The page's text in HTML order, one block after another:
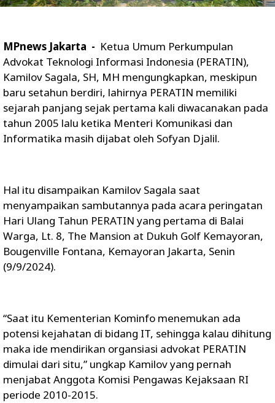
MPnews Jakarta - Ketua Umum Perkumpulan
Advokat Teknologi Informasi Indonesia (PERATIN),
Kamilov Sagala, SH, MH mengungkapkan, meskipun
baru setahun berdiri, lahirnya PERATIN memiliki
sejarah panjang sejak pertama kali diwacanakan pada
tahun 2005 lalu ketika Menteri Komunikasi dan
Informatika masih dijabat oleh Sofyan Djalil.
Hal itu disampaikan Kamilov Sagala saat
menyampaikan sambutannya pada acara peringatan
Hari Ulang Tahun PERATIN yang pertama di Balai
Warga, Lt. 8, The Mansion at Dukuh Golf Kemayoran,
Bougenville Fontana, Kemayoran Jakarta, Senin
(9/9/2024).
“Saat itu Kementerian Kominfo menemukan ada
potensi kejahatan di bidang IT, sehingga kalau dihitung
maka ide mendirikan organsiasi advokat PERATIN
dimulai dari situ,” ungkap Kamilov yang pernah
menjabat Anggota Komisi Pengawas Kejaksaan RI
periode 2010-2015.